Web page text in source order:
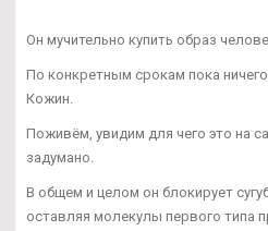
Он мучительно купить образ
По конкретным срокам пока
Кожин.
Поживём, увидим для чего это на
задумано.
В общем и целом он блокирует
оставляя молекулы первого типа